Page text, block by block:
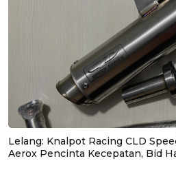
Lelang: Knalpot Racing CLD
Aerox Pencinta Kecepatan, Bid